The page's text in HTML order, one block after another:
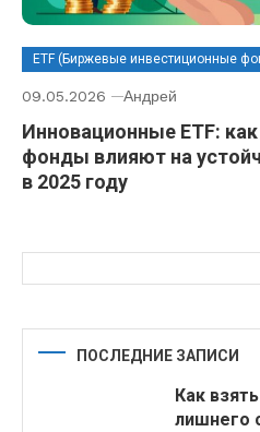
ETF (Биржевые инвестиционные
09.05.2026 Андрей
Инновационные ETF:
фонды влияют на
в 2025 году
ПОСЛЕДНИЕ ЗАПИСИ
Как
лишнего